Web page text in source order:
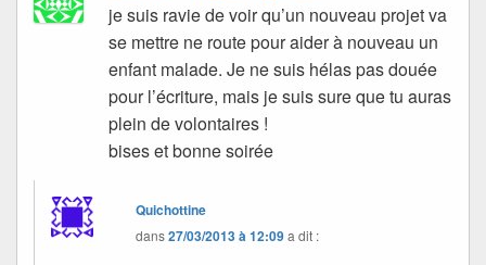
je suis ravie de voir qu’un nouveau projet va
se mettre ne route pour aider à nouveau un
enfant malade. Je ne suis hélas pas douée
pour l’écriture, mais je suis sure que tu auras
plein de volontaires !
bises et bonne soirée
Quichottine
dans27/03/2013 à 12:09a dit :